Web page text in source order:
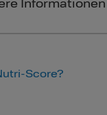
Informationen
Score?